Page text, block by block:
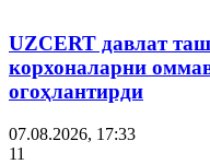
UZCERT давлат
корхоналарни
огоҳлантирди
07.08.2026, 17:33
11